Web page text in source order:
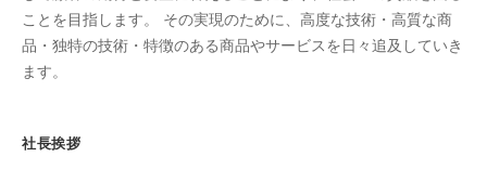
ことを目指します。 その実現のために、高度な技術・高質な商
品・独特の技術・特徴のある商品やサービスを日々追及していき
ます。
社長挨拶